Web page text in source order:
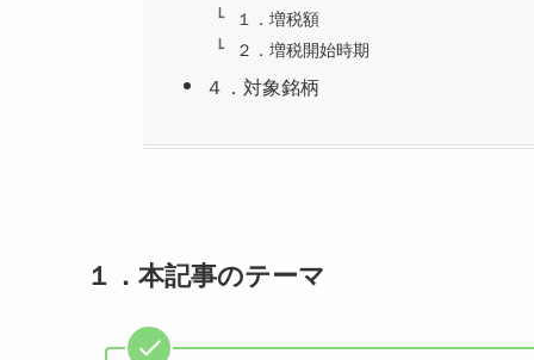
１．増税額
２．増税開始時期
４．対象銘柄
１．本記事のテーマ